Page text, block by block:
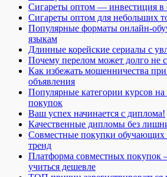
Сигареты оптом — инвестиция в
Сигареты оптом для небольших
Популярные форматы онлайн-
языкам
Длинные корейские сериалы с
Почему перелом может долго не
Как избежать мошенничества
объявления
Популярные категории курсов
покупок
Ваш успех начинается с диплома!
Качественные дипломы без
Совместные покупки
тренд
Платформа совместных
учиться дешевле